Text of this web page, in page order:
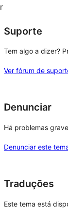
Suporte
Tem algo a dizer?
Ver fórum de
Denunciar
Há problemas
Denunciar este
Traduções
Este tema está